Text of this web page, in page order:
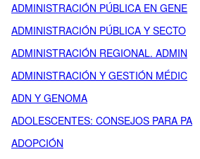
ADMINISTRACIÓN PÚBLICA EN GENE
ADMINISTRACIÓN PÚBLICA Y SECTO
ADMINISTRACIÓN REGIONAL. ADMIN
ADMINISTRACIÓN Y GESTIÓN MÉDIC
ADN Y GENOMA
ADOLESCENTES: CONSEJOS PARA PA
ADOPCIÓN